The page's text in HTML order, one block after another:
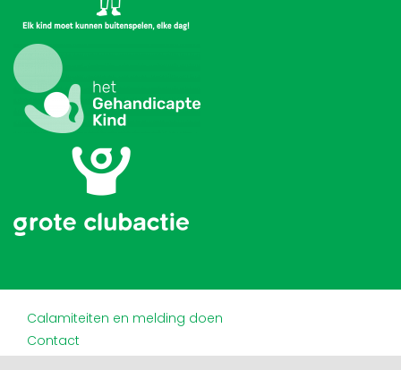
Calamiteiten en melding doen
Contact